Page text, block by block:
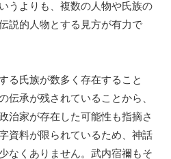
うよりも、複数の人物や氏族の
説的人物とする見方が有力で
る氏族が数多く存在すること
伝承が残されていることから、
治家が存在した可能性も指摘さ
資料が限られているため、神話
なくありません。武内宿禰もそ